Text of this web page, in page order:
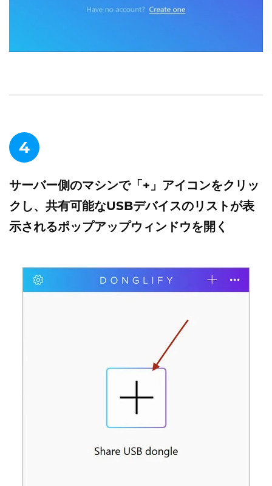
4
サーバー側のマシンで「+」アイコンをクリッ
クし、共有可能なUSBデバイスのリストが表
示されるポップアップウィンドウを開く